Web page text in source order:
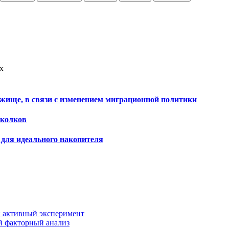
в связи с изменением миграционной политики
идеального накопителя
эксперимент
факторный анализ